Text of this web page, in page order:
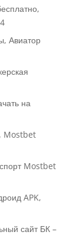
Авиатор
на
Mostbet
Mostbet
APK,
сайт БК –